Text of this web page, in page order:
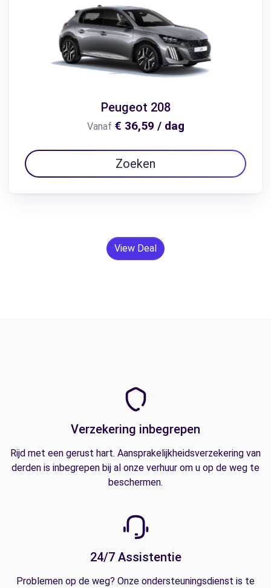
Peugeot 208
Vanaf € 36,59 / dag
Zoeken
View Deal
Verzekering inbegrepen
Rijd met een gerust hart. Aansprakelijkheidsverzekering van
derden is inbegrepen bij al onze verhuur om u op de weg te
beschermen.
24/7 Assistentie
Problemen op de weg? Onze ondersteuningsdienst is te